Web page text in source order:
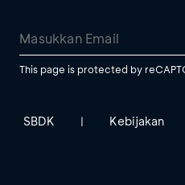
This page is protected by
SBDK | Kebijakan